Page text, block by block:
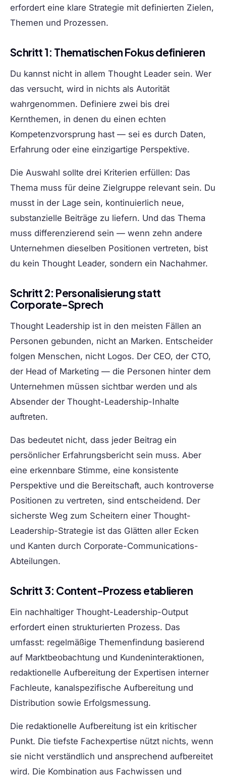
erfordert eine klare Strategie mit definierten Zielen,
Themen und Prozessen.
Schritt 1: Thematischen Fokus definieren
Du kannst nicht in allem Thought Leader sein. Wer
das versucht, wird in nichts als Autorität
wahrgenommen. Definiere zwei bis drei
Kernthemen, in denen du einen echten
Kompetenzvorsprung hast — sei es durch Daten,
Erfahrung oder eine einzigartige Perspektive.
Die Auswahl sollte drei Kriterien erfüllen: Das
Thema muss für deine Zielgruppe relevant sein. Du
musst in der Lage sein, kontinuierlich neue,
substanzielle Beiträge zu liefern. Und das Thema
muss differenzierend sein — wenn zehn andere
Unternehmen dieselben Positionen vertreten, bist
du kein Thought Leader, sondern ein Nachahmer.
Schritt 2: Personalisierung statt
Corporate-Sprech
Thought Leadership ist in den meisten Fällen an
Personen gebunden, nicht an Marken. Entscheider
folgen Menschen, nicht Logos. Der CEO, der CTO,
der Head of Marketing — die Personen hinter dem
Unternehmen müssen sichtbar werden und als
Absender der Thought-Leadership-Inhalte
auftreten.
Das bedeutet nicht, dass jeder Beitrag ein
persönlicher Erfahrungsbericht sein muss. Aber
eine erkennbare Stimme, eine konsistente
Perspektive und die Bereitschaft, auch kontroverse
Positionen zu vertreten, sind entscheidend. Der
sicherste Weg zum Scheitern einer Thought-
Leadership-Strategie ist das Glätten aller Ecken
und Kanten durch Corporate-Communications-
Abteilungen.
Schritt 3: Content-Prozess etablieren
Ein nachhaltiger Thought-Leadership-Output
erfordert einen strukturierten Prozess. Das
umfasst: regelmäßige Themenfindung basierend
auf Marktbeobachtung und Kundeninteraktionen,
redaktionelle Aufbereitung der Expertisen interner
Fachleute, kanalspezifische Aufbereitung und
Distribution sowie Erfolgsmessung.
Die redaktionelle Aufbereitung ist ein kritischer
Punkt. Die tiefste Fachexpertise nützt nichts, wenn
sie nicht verständlich und ansprechend aufbereitet
wird. Die Kombination aus Fachwissen und